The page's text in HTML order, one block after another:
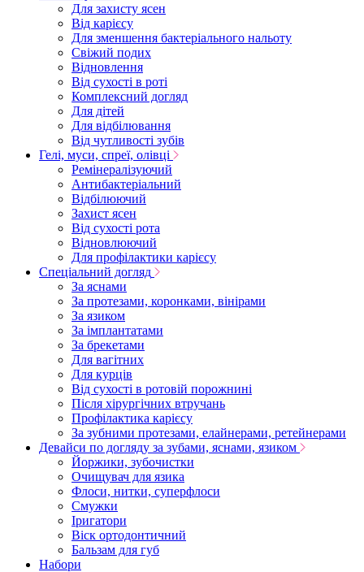
Для захисту ясен
Від карієсу
Для зменшення бактеріального нальоту
Свіжий подих
Відновлення
Від сухості в роті
Комплексний догляд
Для дітей
Для відбілювання
Від чутливості зубів
Гелі, муси, спреї, олівці
Ремінералізуючий
Антибактеріальний
Відбілюючий
Захист ясен
Від сухості рота
Відновлюючий
Для профілактики карієсу
Спеціальний догляд
За яснами
За протезами, коронками, вінірами
За язиком
За імплантатами
За брекетами
Для вагітних
Для курців
Від сухості в ротовій порожнині
Після хірургічних втручань
Профілактика карієсу
За зубними протезами, елайнерами, ретейнерами
Девайси по догляду за зубами, яснами, язиком
Йоржики, зубочистки
Очищувач для язика
Флоси, нитки, суперфлоси
Смужки
Іригатори
Віск ортодонтичний
Бальзам для губ
Набори